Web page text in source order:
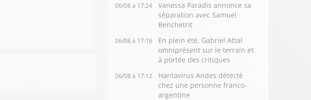
06/08 à 17:24
Vanessa Paradis annonce sa
séparation avec Samuel
Benchetrit
06/08 à 17:16
En plein été, Gabriel Attal
omniprésent sur le terrain et
à portée des critiques
06/08 à 17:12
Hantavirus Andes détecté
chez une personne franco-
argentine